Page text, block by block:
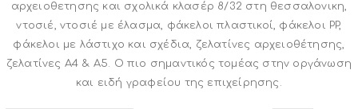
αρχειοθετησης και σχολικά κλασέρ 8/32 στη θεσσαλονικη,
ντοσιέ, ντοσιέ με έλασμα, φάκελοι πλαστικοί, φάκελοι PP,
φάκελοι με λάστιχο και σχέδια, ζελατίνες αρχειοθέτησης,
ζελατίνες Α4 & Α5. Ο πιο σημαντικός τομέας στην οργάνωση
και ειδή γραφείου της επιχείρησης.